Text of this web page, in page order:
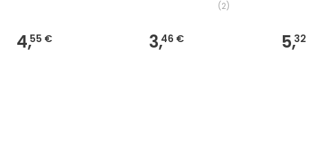
4,55 €
(2)
3,46 € 5,